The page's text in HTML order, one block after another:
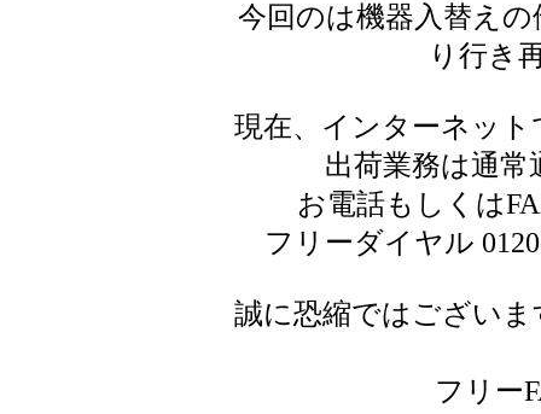
今回のは機器入替え
り行き
現在、インターネッ
出荷業務は通
お電話もしくは
フリーダイヤル
誠に恐縮ではござい
フリー